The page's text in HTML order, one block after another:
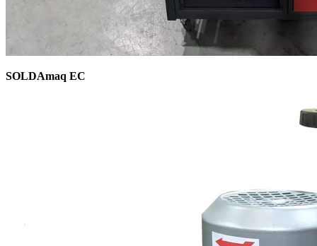
SOLDAmaq EC